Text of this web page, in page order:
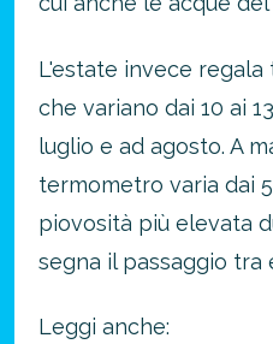
L'estate invece
che variano dai 10 ai
luglio e ad agosto. A
termometro varia dai
piovosità più elevata
segna il passaggio tra
Leggi anche: